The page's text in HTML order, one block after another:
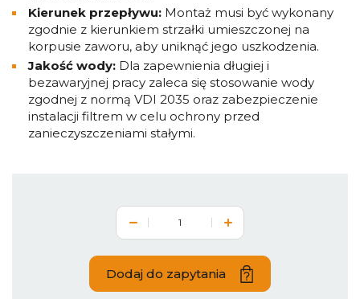
Kierunek przepływu: Montaż musi być wykonany
zgodnie z kierunkiem strzałki umieszczonej na
korpusie zaworu, aby uniknąć jego uszkodzenia.
Jakość wody: Dla zapewnienia długiej i
bezawaryjnej pracy zaleca się stosowanie wody
zgodnej z normą VDI 2035 oraz zabezpieczenie
instalacji filtrem w celu ochrony przed
zanieczyszczeniami stałymi.
Dodaj do zapytania